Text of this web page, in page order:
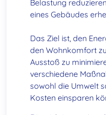
Belastung
eines Gebäudes
Das Ziel ist, den
den Wohnkomfort
Ausstoß zu
verschiedene
sowohl die Umwelt
Kosten einsparen